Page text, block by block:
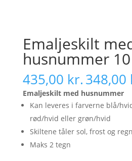
Emaljeskilt
husnummer
435,00 kr.348,00
Emaljeskilt med husnummer
Kan leveres i farverne blå/
rød/hvid eller grøn/hvid
Skiltene tåler sol, frost og regn
Maks 2 tegn